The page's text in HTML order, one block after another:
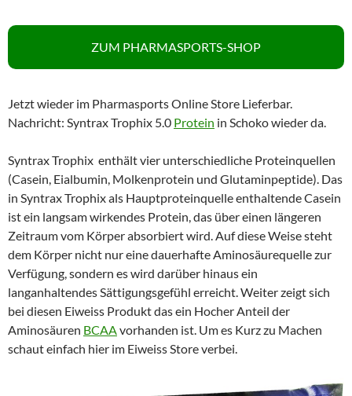
ZUM PHARMASPORTS-SHOP
Jetzt wieder im Pharmasports Online Store Lieferbar.
Nachricht: Syntrax Trophix 5.0 Protein in Schoko wieder da.
Syntrax Trophix enthält vier unterschiedliche Proteinquellen
(Casein, Eialbumin, Molkenprotein und Glutaminpeptide). Das
in Syntrax Trophix als Hauptproteinquelle enthaltende Casein
ist ein langsam wirkendes Protein, das über einen längeren
Zeitraum vom Körper absorbiert wird. Auf diese Weise steht
dem Körper nicht nur eine dauerhafte Aminosäurequelle zur
Verfügung, sondern es wird darüber hinaus ein
langanhaltendes Sättigungsgefühl erreicht. Weiter zeigt sich
bei diesen Eiweiss Produkt das ein Hocher Anteil der
Aminosäuren BCAAvorhanden ist. Um es Kurz zu Machen
schaut einfach hier im Eiweiss Store verbei.